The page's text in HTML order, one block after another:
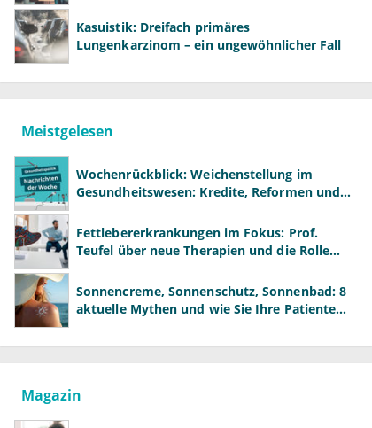
Kasuistik: Dreifach primäres
Lungenkarzinom – ein ungewöhnlicher Fall
Meistgelesen
Wochenrückblick: Weichenstellung im
Gesundheitswesen: Kredite, Reformen und
Fettlebererkrankungen im Fokus: Prof.
Teufel über neue Therapien und die Rolle
Sonnencreme, Sonnenschutz, Sonnenbad: 8
aktuelle Mythen und wie Sie Ihre Patienten
Magazin